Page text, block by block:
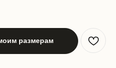
размерам